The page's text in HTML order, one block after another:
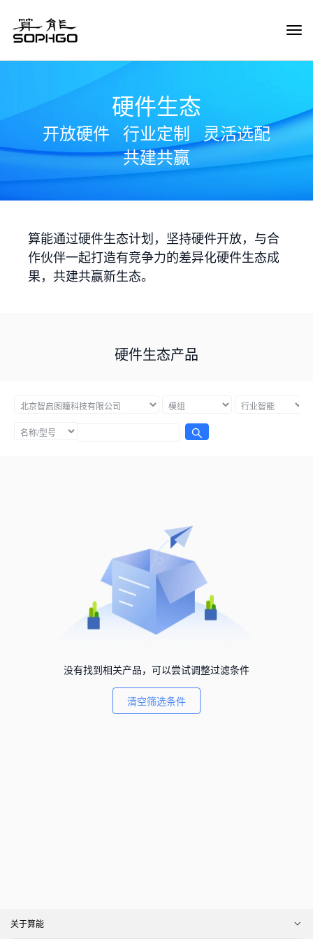
硬件生态
开放硬件 行业定制
灵活选配
共建共赢
算能通过硬件生态计划，坚持硬件开放，与合
作伙伴一起打造有竞争力的差异化硬件生态成
果，共建共赢新生态。
硬件生态产品
没有找到相关产品，可以尝试调整过滤条件
清空筛选条件
关于算能